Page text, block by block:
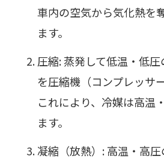
車内の空気から気化熱を
ます。
圧縮: 蒸発して低温・低
を圧縮機（コンプレッサ
これにより、冷媒は高温
ます。
凝縮（放熱）: 高温・高